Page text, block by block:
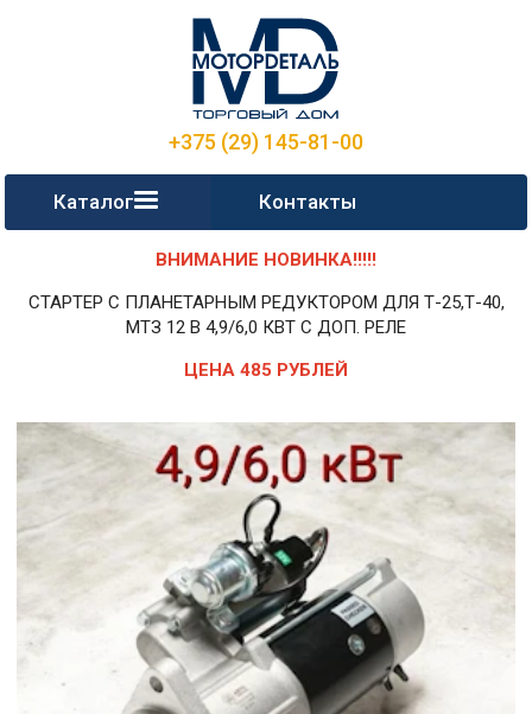
+375 (29) 145-81-00
Каталог Контакты
ВНИМАНИЕ НОВИНКА!!!!!
СТАРТЕР С ПЛАНЕТАРНЫМ РЕДУКТОРОМ ДЛЯ Т-25,Т-40,
МТЗ 12 В 4,9/6,0 КВТ С ДОП. РЕЛЕ
ЦЕНА 485 РУБЛЕЙ